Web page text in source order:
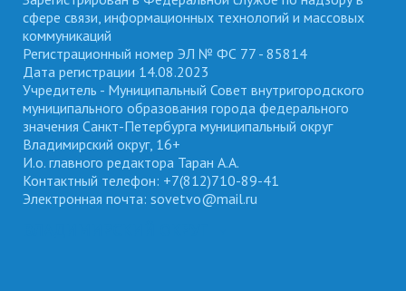
сфере связи, информационных технологий и массовых
коммуникаций
Регистрационный номер ЭЛ № ФС 77 - 85814
Дата регистрации 14.08.2023
Учредитель - Муниципальный Совет внутригородского
муниципального образования города федерального
значения Санкт-Петербурга муниципальный округ
Владимирский округ, 16+
И.о. главного редактора Таран А.А.
Контактный телефон: +7(812)710-89-41
Электронная почта: sovetvo@mail.ru